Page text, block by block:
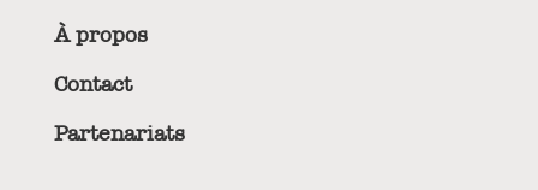
À propos
Contact
Partenariats